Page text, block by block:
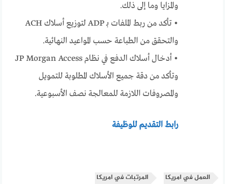
والمزايا وما إلى ذلك.
• تأكد من ربط الملفات بـ ADP لتوزيع أسلاك ACH
والتحقق من الطباعة حسب المواعيد النهائية.
• أدخال أسلاك الدفع في نظام JP Morgan Access
وتأكد من دقة جميع الأسلاك المطلوبة للتمويل
والمصروفات اللازمة للمعالجة نصف الأسبوعية.
رابط التقديم للوظيفة
العمل في امريكا
المرتبات في امريكا